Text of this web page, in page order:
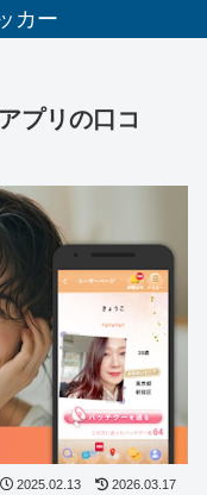
カー
プリの口コ
2025.02.13 2026.03.17